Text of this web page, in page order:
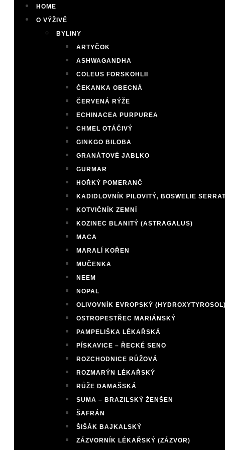
HOME
O VÝŽIVĚ
BYLINY
ARTYČOK
ASHWAGANDHA
COLEUS FORSKOHLII
ČEKANKA OBECNÁ
ČERVENÁ RÝŽE
ECHINACEA PURPUREA
CHMEL OTÁČIVÝ
GINKGO BILOBA
GRANÁTOVÉ JABLKO
GURMAR
HOŘKÝ POMERANČ
KADIDLOVNÍK PILOVITÝ, BOSWELIE
KOTVIČNÍK ZEMNÍ
KOZINEC BLANITÝ (ASTRAGALUS)
MACA
MARALÍ KOŘEN
MUČENKA
NEEM
NOPAL
OLIVOVNÍK EVROPSKÝ
OSTROPESTŘEC MARIÁNSKÝ
PAMPELIŠKA LÉKAŘSKÁ
PÍSKAVICE – ŘECKÉ SENO
ROZCHODNICE RŮŽOVÁ
ROZMARÝN LÉKAŘSKÝ
RŮŽE DAMAŠSKÁ
SUMA – BRAZILSKÝ ŽENŠEN
ŠAFRÁN
ŠIŠÁK BAJKALSKÝ
ZÁZVORNÍK LÉKAŘSKÝ (ZÁZVOR)